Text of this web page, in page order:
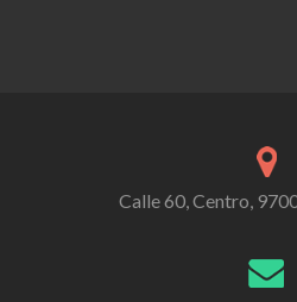
Calle 60, Centro,